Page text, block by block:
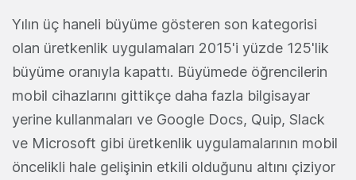
Yılın üç haneli büyüme gösteren son kategorisi
olan üretkenlik uygulamaları 2015'i yüzde 125'lik
büyüme oranıyla kapattı. Büyümede öğrencilerin
mobil cihazlarını gittikçe daha fazla bilgisayar
yerine kullanmaları ve Google Docs, Quip, Slack
ve Microsoft gibi üretkenlik uygulamalarının mobil
öncelikli hale gelişinin etkili olduğunu altını çiziyor